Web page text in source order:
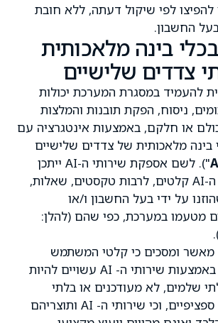
להפיצו לפי שיקול דעתה, ללא חובת
החשבון.
בינה מלאכותית
להעמיד במסגרת המערכת יכולות
ניסוח, הפקת תובנות והמלצות
כולם או חלקם, באמצעות אינטגרציה עם
בינה מלאכותית של צדדים שלישיים
"). לשם אספקת שירותי ה-AI ייתכן
שיועברו לשירותי ה-AI קלטים, לרבות טקסטים, שאלות,
על ידי בעל החשבון ו/או
מטעמו במערכת, כפי שהם (להלן:
מאשר ומסכים כי קלטי המשתמש
והתוצרים שיופקו באמצעות שירותי ה- AI עשויים להיות
שלמים, לא מעודכנים או בלתי
מתאימים לצרכים ספציפיים, וכי שירותי ה- AI ותוצריהם